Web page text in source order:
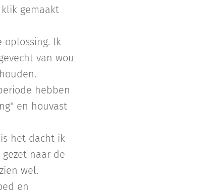
gemaakt
oplossing. Ik
van wou
hebben
en houvast
het dacht ik
naar de
wel.
en